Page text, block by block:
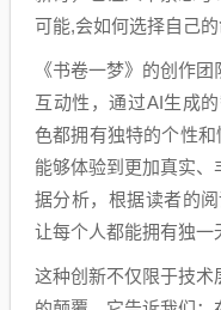
可能,会如何选择自己的
《书卷一梦》的创作
互动性，通过AI生成
色都拥有独特的个性和
能够体验到更加真实
据分析，根据读者的
让每个人都能拥有独一
这种创新不仅限于技